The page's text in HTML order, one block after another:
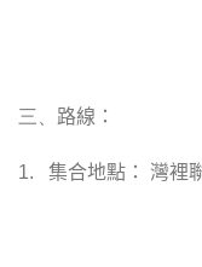
三、 路線：
1. 集合地點： 灣裡